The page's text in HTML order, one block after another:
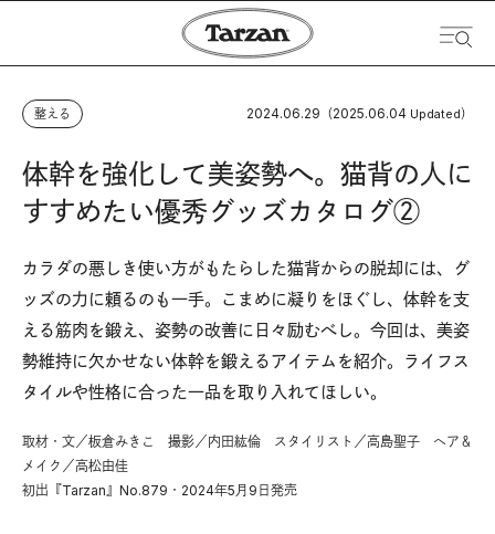
整える 2024.06.29 （2025.06.04 Updated）
体幹を強化して美姿勢へ。猫背の人に
すすめたい優秀グッズカタログ②
カラダの悪しき使い方がもたらした猫背からの脱却には、グ
ッズの力に頼るのも一手。こまめに凝りをほぐし、体幹を支
える筋肉を鍛え、姿勢の改善に日々励むべし。今回は、美姿
勢維持に欠かせない体幹を鍛えるアイテムを紹介。ライフス
タイルや性格に合った一品を取り入れてほしい。
取材・文／板倉みきこ 撮影／内田紘倫 スタイリスト／高島聖子 ヘア＆
メイク／高松由佳
初出『Tarzan』No.879・2024年5月9日発売